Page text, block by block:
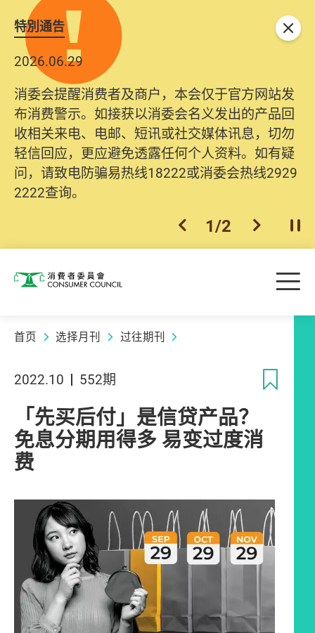
特別通告
2026.06.29
消委会提醒消费者及商户，本会仅于官方网站发
布消费警示。如接获以消委会名义发出的产品回
收相关来电、电邮、短讯或社交媒体讯息，切勿
轻信回应，更应避免透露任何个人资料。如有疑
问，请致电防骗易热线18222或消委会热线2929
2222查询。
上一个
1/2 下一个开
关闭
消费者委员会 目
首页 选择月刊 过往期刊
2022.10 552期
「先买后付」是信贷产品？
免息分期用得多 易变过度消
费